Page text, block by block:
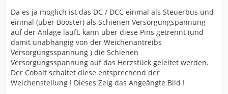
Da es ja möglich ist das DC / DCC einmal als Steuerbus und
einmal (über Booster) als Schienen Versorgungspannung
auf der Anlage läuft, kann über diese Pins getrennt (und
damit unabhängig von der Weichenantreibs
Versorgungsspannung ) die Schienen
Versorgungsspannung auf das Herzstück geleitet werden.
Der Cobalt schaltet diese entsprechend der
Weichenstellung ! Dieses Zeig das Angeängte Bild !